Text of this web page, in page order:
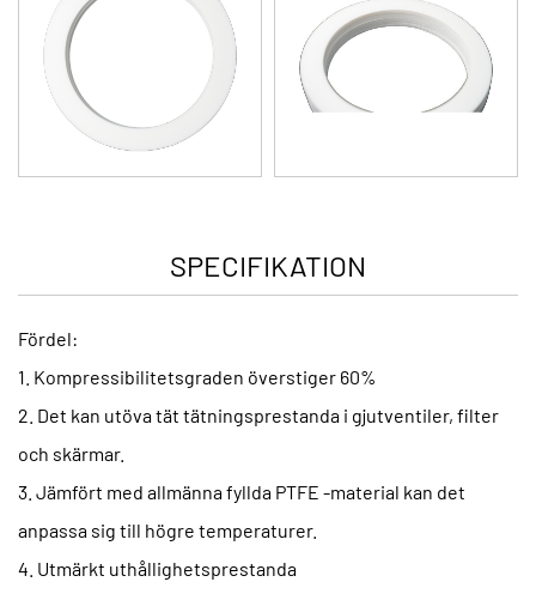
SPECIFIKATION
Fördel:
1. Kompressibilitetsgraden överstiger 60%
2. Det kan utöva tät tätningsprestanda i gjutventiler, filter
och skärmar.
3. Jämfört med allmänna fyllda PTFE -material kan det
anpassa sig till högre temperaturer.
4. Utmärkt uthållighetsprestanda